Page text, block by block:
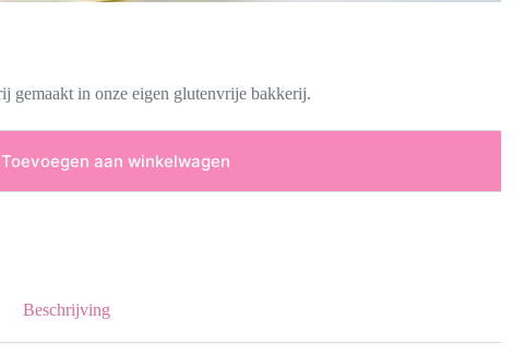
gemaakt in onze eigen glutenvrije bakkerij.
Toevoegen aan winkelwagen
Beschrijving